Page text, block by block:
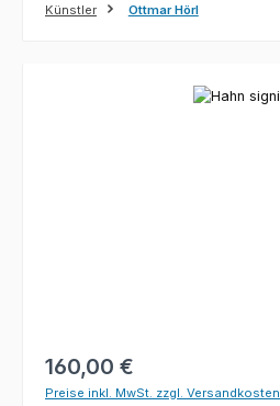
Künstler Ottmar Hörl
Bildergalerie überspringen
Regulärer Preis:
160,00 €
Preise inkl. MwSt. zzgl. Versandkosten